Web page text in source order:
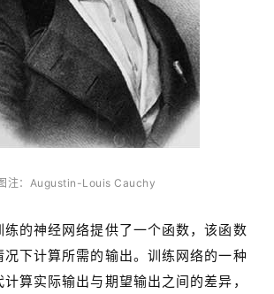
注：Augustin-Louis Cauchy
练的神经网络提供了一个函数，该函数
下计算所需的输出。训练网络的一种
算实际输出与期望输出之间的差异，